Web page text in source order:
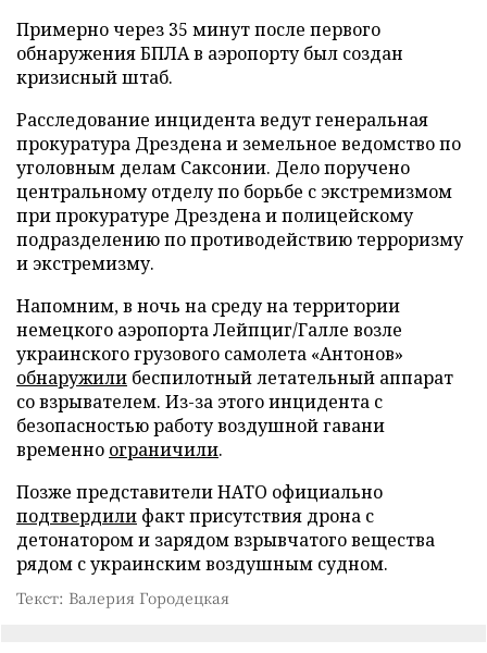
Примерно через 35 минут после первого
обнаружения БПЛА в аэропорту был создан
кризисный штаб.
Расследование инцидента ведут генеральная
прокуратура Дрездена и земельное ведомство по
уголовным делам Саксонии. Дело поручено
центральному отделу по борьбе с экстремизмом
при прокуратуре Дрездена и полицейскому
подразделению по противодействию терроризму
и экстремизму.
Напомним, в ночь на среду на территории
немецкого аэропорта Лейпциг/Галле возле
украинского грузового самолета «Антонов»
обнаружили беспилотный летательный аппарат
со взрывателем. Из-за этого инцидента с
безопасностью работу воздушной гавани
временно ограничили.
Позже представители НАТО официально
подтвердили факт присутствия дрона с
детонатором и зарядом взрывчатого вещества
рядом с украинским воздушным судном.
Текст: Валерия Городецкая